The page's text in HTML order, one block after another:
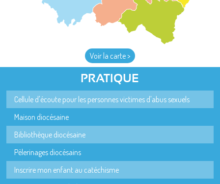
Voir la carte >
PRATIQUE
Cellule d'écoute pour les personnes victimes d'abus sexuels
Maison diocésaine
Bibliothèque diocésaine
Pèlerinages diocésains
Inscrire mon enfant au catéchisme